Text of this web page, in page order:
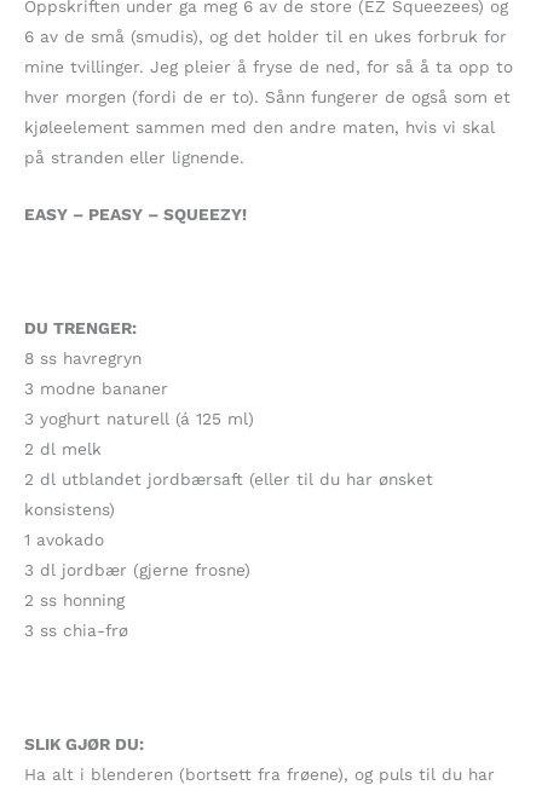
Oppskriften under ga meg 6 av de store (EZ Squeezees) og
6 av de små (smudis), og det holder til en ukes forbruk for
mine tvillinger. Jeg pleier å fryse de ned, for så å ta opp to
hver morgen (fordi de er to). Sånn fungerer de også som et
kjøleelement sammen med den andre maten, hvis vi skal
på stranden eller lignende.
EASY – PEASY – SQUEEZY!
DU TRENGER:
8 ss havregryn
3 modne bananer
3 yoghurt naturell (á 125 ml)
2 dl melk
2 dl utblandet jordbærsaft (eller til du har ønsket
konsistens)
1 avokado
3 dl jordbær (gjerne frosne)
2 ss honning
3 ss chia-frø
SLIK GJØR DU:
Ha alt i blenderen (bortsett fra frøene), og puls til du har